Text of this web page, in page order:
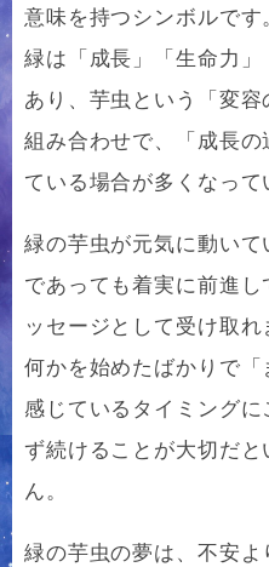
意味を持つシンボルです
緑は「成長」「生命力
あり、芋虫という「変
組み合わせで、「成長
ている場合が多くなって
緑の芋虫が元気に動い
であっても着実に前進
ッセージとして受け取れ
何かを始めたばかりで
感じているタイミング
ず続けることが大切だ
ん。
緑の芋虫の夢は、不安